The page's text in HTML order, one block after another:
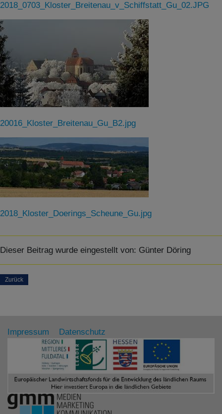
2018_0703_Kloster_Breitenau_v_Schiffstatt_Gu_02.JPG
20016_Kloster_Breitenau_Gu_B2.jpg
2018_Kloster_Doerings_Scheune_Gu.jpg
Dieser Beitrag wurde eingestellt von: Günter Döring
Zurück
Impressum Datenschutz